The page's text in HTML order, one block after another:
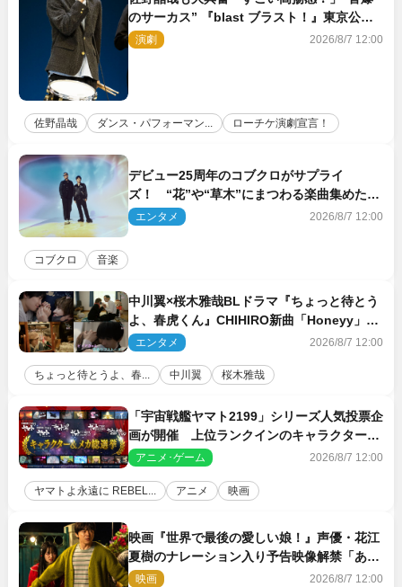
のサーカス” 『blast ブラスト！』東京公演
が開幕！
演劇 2026/8/7 12:00
佐野晶哉 ダンス・パフォーマン... ローチケ演劇宣言！
デビュー25周年のコブクロがサプライ
ズ！ “花”や“草木”にまつわる楽曲集めた新
コンセプトアルバムを“花の日”に配信リリー
ス
エンタメ 2026/8/7 12:00
コブクロ 音楽
中川翼×桜木雅哉BLドラマ『ちょっと待とう
よ、春虎くん』CHIHIRO新曲「Honeyy」が
ED主題歌に決定！
エンタメ 2026/8/7 12:00
ちょっと待とうよ、春... 中川翼 桜木雅哉
「宇宙戦艦ヤマト2199」シリーズ人気投票企
画が開催 上位ランクインのキャラクター＆
メカは新規描き下ろしイラストを制作
アニメ･ゲーム 2026/8/7 12:00
ヤマトよ永遠に REBEL... アニメ 映画
映画『世界で最後の愛しい娘！』声優・花江
夏樹のナレーション入り予告映像解禁「あふ
れ出る温かさに涙が止まらない！」
映画 2026/8/7 12:00